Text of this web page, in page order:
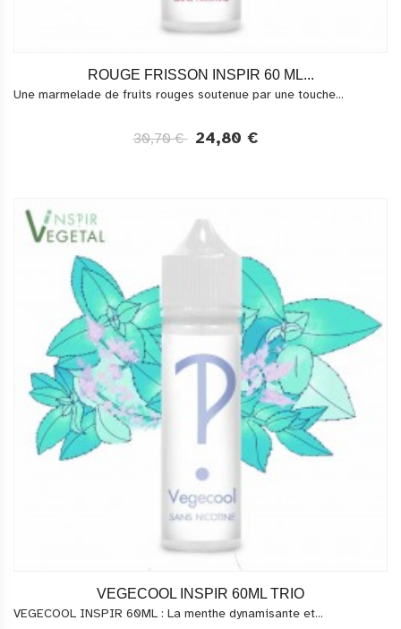
ROUGE FRISSON INSPIR 60 ML...
Une marmelade de fruits rouges soutenue par une touche...
30,70 € 24,80 €
VEGECOOL INSPIR 60ML TRIO
VEGECOOL INSPIR 60ML : La menthe dynamisante et...